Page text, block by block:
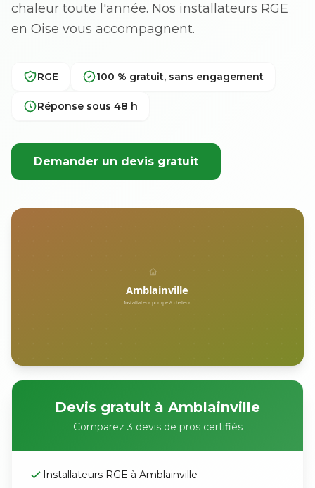
chaleur toute l'année. Nos installateurs RGE
en Oise vous accompagnent.
RGE 100 % gratuit, sans engagement
Réponse sous 48 h
Demander un devis gratuit
Devis gratuit à Amblainville
Comparez 3 devis de pros certifiés
Installateurs RGE à Amblainville